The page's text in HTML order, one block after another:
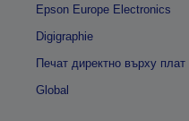
Epson Europe Electronics
Digigraphie
Печат директно върху плат
Global